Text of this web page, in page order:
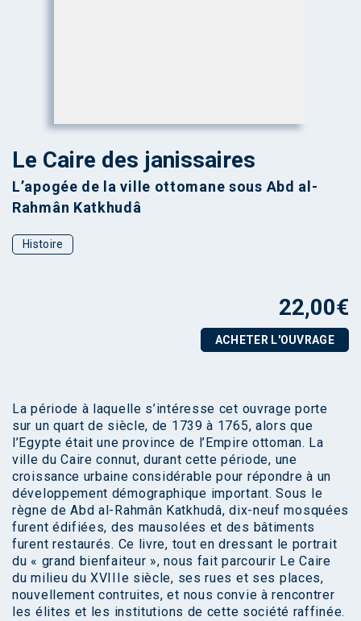
Le Caire des janissaires
L’apogée de la ville ottomane sous Abd al-
Rahmân Katkhudâ
Histoire
22,00€
ACHETER L'OUVRAGE
La période à laquelle s’intéresse cet ouvrage porte
sur un quart de siècle, de 1739 à 1765, alors que
l’Egypte était une province de l’Empire ottoman. La
ville du Caire connut, durant cette période, une
croissance urbaine considérable pour répondre à un
développement démographique important. Sous le
règne de Abd al-Rahmân Katkhudâ, dix-neuf mosquées
furent édifiées, des mausolées et des bâtiments
furent restaurés. Ce livre, tout en dressant le portrait
du « grand bienfaiteur », nous fait parcourir Le Caire
du milieu du XVIIIe siècle, ses rues et ses places,
nouvellement contruites, et nous convie à rencontrer
les élites et les institutions de cette société raffinée.